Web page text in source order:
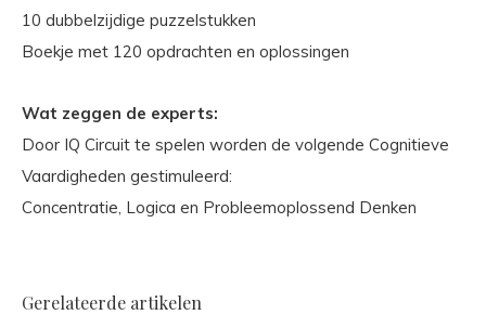
10 dubbelzijdige puzzelstukken
Boekje met 120 opdrachten en oplossingen
Wat zeggen de experts:
Door IQ Circuit te spelen worden de volgende Cognitieve
Vaardigheden gestimuleerd:
Concentratie, Logica en Probleemoplossend Denken
Gerelateerde artikelen